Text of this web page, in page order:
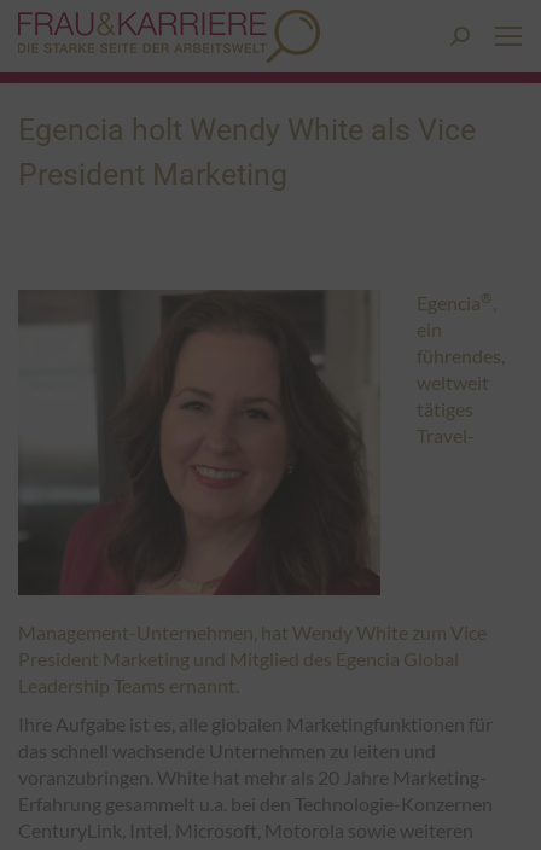
Search:
Egencia holt Wendy White als Vice
President Marketing
Egencia ® ,
ein
führendes,
weltweit
tätiges
Travel-
Management-Unternehmen, hat Wendy White zum Vice
President Marketing und Mitglied des Egencia Global
Leadership Teams ernannt.
Ihre Aufgabe ist es, alle globalen Marketingfunktionen für
das schnell wachsende Unternehmen zu leiten und
voranzubringen. White hat mehr als 20 Jahre Marketing-
Erfahrung gesammelt u.a. bei den Technologie-Konzernen
CenturyLink, Intel, Microsoft, Motorola sowie weiteren